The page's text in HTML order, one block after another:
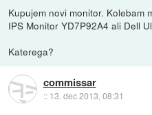
Kupujem novi monitor. Kolebam
IPS Monitor YD7P92A4 ali Dell
Katerega?
commissar
:: 13. dec 2013, 08:31